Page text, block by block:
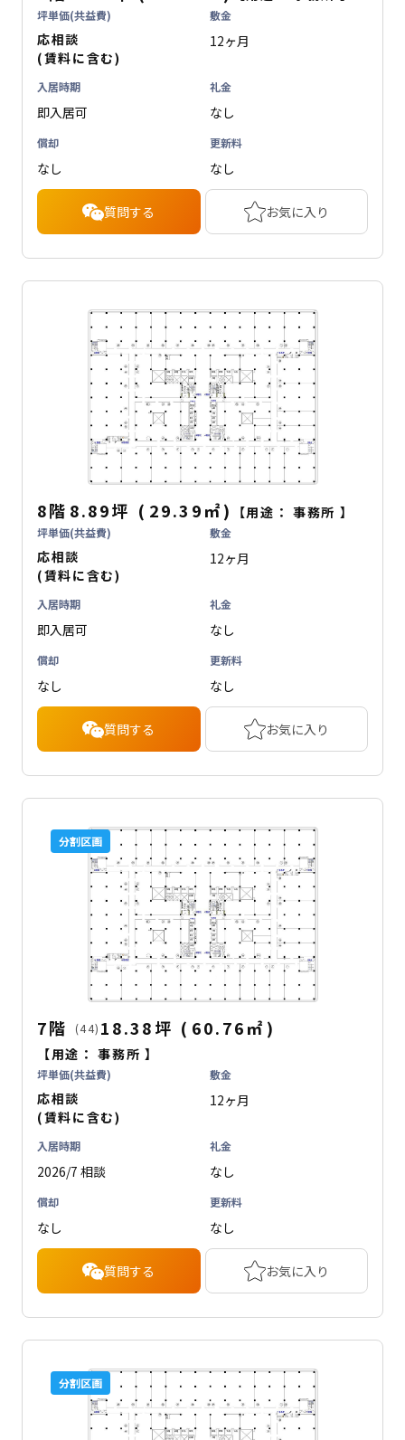
坪単価(共益費)
応相談
(賃料に含む)
敷金
12ヶ月
入居時期
即入居可
礼金
なし
償却
なし
更新料
なし
質問する お気に入り
8階 8.89坪 ( 29.39㎡) 【用途：事務所 】
坪単価(共益費)
応相談
(賃料に含む)
敷金
12ヶ月
入居時期
即入居可
礼金
なし
償却
なし
更新料
なし
質問する お気に入り
分割区画
7階 (44) 18.38坪 ( 60.76㎡ )
【用途：事務所 】
坪単価(共益費)
応相談
(賃料に含む)
敷金
12ヶ月
入居時期
2026/7 相談
礼金
なし
償却
なし
更新料
なし
質問する お気に入り
分割区画